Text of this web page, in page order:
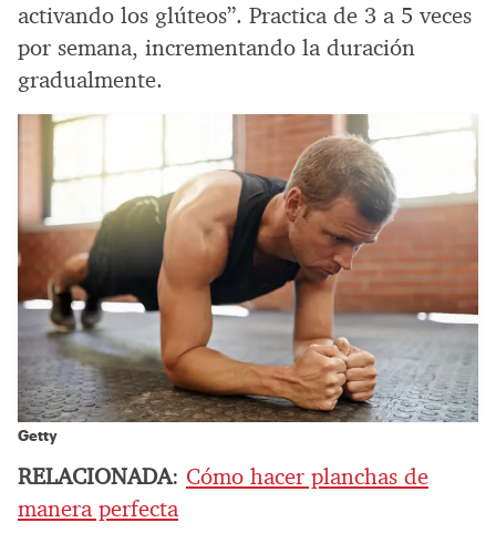
activando los glúteos”. Practica de 3 a 5 veces
por semana, incrementando la duración
gradualmente.
Getty
RELACIONADA: Cómo hacer planchas de
manera perfecta